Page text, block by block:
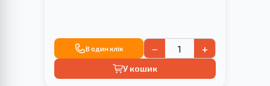
В один клік − +
У кошик